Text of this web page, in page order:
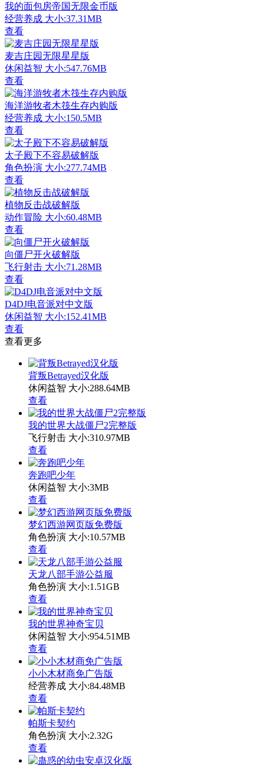
我的面包房帝国无限金币版
经营养成 大小:37.31MB
查看
麦吉庄园无限星星版
休闲益智 大小:547.76MB
查看
海洋游牧者木筏生存内购版
经营养成 大小:150.5MB
查看
太子殿下不容易破解版
角色扮演 大小:277.74MB
查看
植物反击战破解版
动作冒险 大小:60.48MB
查看
向僵尸开火破解版
飞行射击 大小:71.28MB
查看
D4DJ电音派对中文版
休闲益智 大小:152.41MB
查看
查看更多
背叛Betrayed汉化版
休闲益智 大小:288.64MB
查看
我的世界大战僵尸2完整版
飞行射击 大小:310.97MB
查看
奔跑吧少年
休闲益智 大小:3MB
查看
梦幻西游网页版免费版
角色扮演 大小:10.57MB
查看
天龙八部手游公益服
角色扮演 大小:1.51GB
查看
我的世界神奇宝贝
休闲益智 大小:954.51MB
查看
小小木材商免广告版
经营养成 大小:84.48MB
查看
帕斯卡契约
角色扮演 大小:2.32G
查看